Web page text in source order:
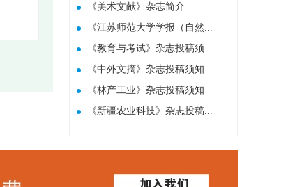
​《美术文献》杂志简介
《江苏师范大学学报（自然...
《教育与考试》杂志投稿须...
《中外文摘》杂志投稿须知
《林产工业》杂志投稿须知
《新疆农业科技》杂志投稿...